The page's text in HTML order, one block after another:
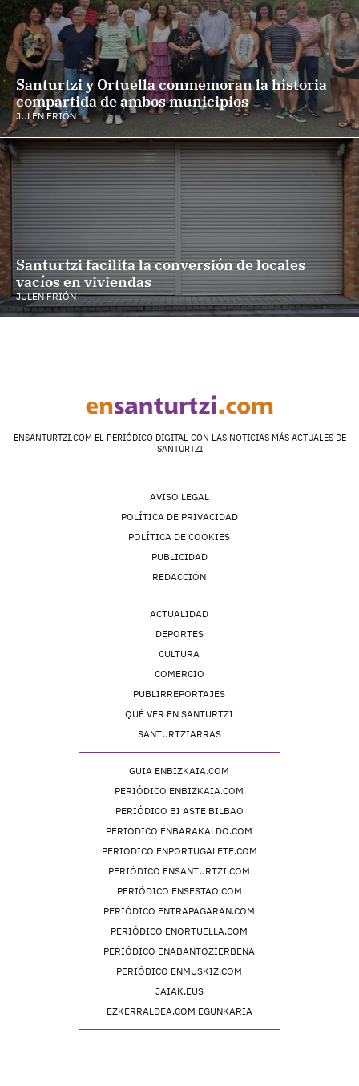
Santurtzi y Ortuella conmemoran la historia
compartida de ambos municipios
JULEN FRIÓN
Santurtzi facilita la conversión de locales
vacíos en viviendas
JULEN FRIÓN
ENSANTURTZI.COM EL PERIÓDICO DIGITAL CON LAS NOTICIAS MÁS ACTUALES DE
SANTURTZI
AVISO LEGAL
POLÍTICA DE PRIVACIDAD
POLÍTICA DE COOKIES
PUBLICIDAD
REDACCIÓN
ACTUALIDAD
DEPORTES
CULTURA
COMERCIO
PUBLIRREPORTAJES
QUÉ VER EN SANTURTZI
SANTURTZIARRAS
GUIA ENBIZKAIA.COM
PERIÓDICO ENBIZKAIA.COM
PERIÓDICO BI ASTE BILBAO
PERIÓDICO ENBARAKALDO.COM
PERIÓDICO ENPORTUGALETE.COM
PERIÓDICO ENSANTURTZI.COM
PERIÓDICO ENSESTAO.COM
PERIÓDICO ENTRAPAGARAN.COM
PERIÓDICO ENORTUELLA.COM
PERIÓDICO ENABANTOZIERBENA
PERIÓDICO ENMUSKIZ.COM
JAIAK.EUS
EZKERRALDEA.COM EGUNKARIA